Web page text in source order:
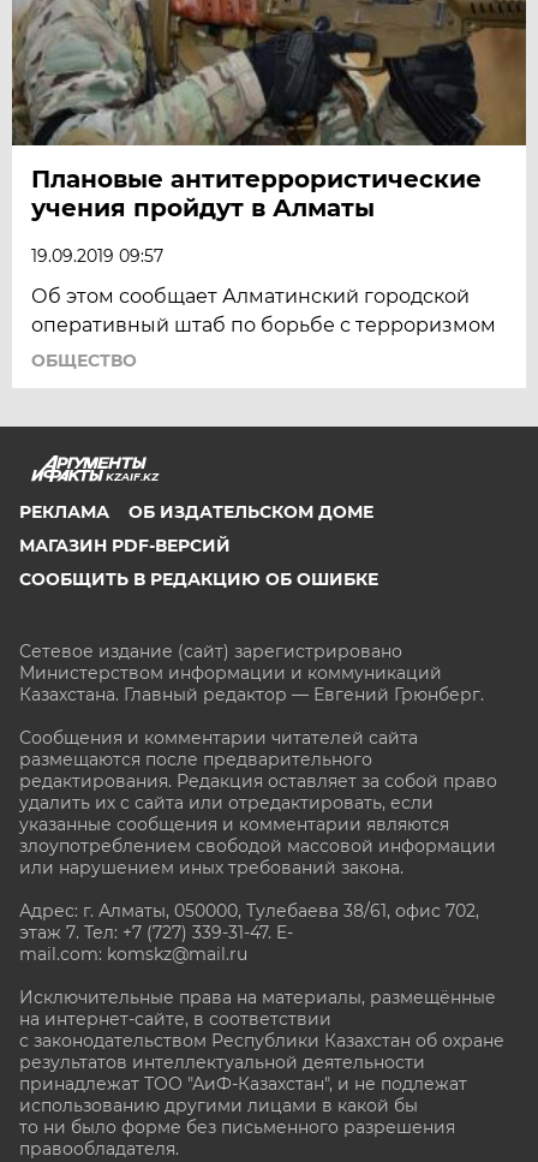
Плановые антитеррористические
учения пройдут в Алматы
19.09.2019 09:57
Об этом сообщает Алматинский городской
оперативный штаб по борьбе с терроризмом
ОБЩЕСТВО
KZAIF.KZ
РЕКЛАМА
ОБ ИЗДАТЕЛЬСКОМ ДОМЕ
МАГАЗИН PDF-ВЕРСИЙ
СООБЩИТЬ В РЕДАКЦИЮ ОБ ОШИБКЕ
Сетевое издание (сайт) зарегистрировано
Министерством информации и коммуникаций
Казахстана. Главный редактор — Евгений Грюнберг.
Сообщения и комментарии читателей сайта
размещаются после предварительного
редактирования. Редакция оставляет за собой право
удалить их с сайта или отредактировать, если
указанные сообщения и комментарии являются
злоупотреблением свободой массовой информации
или нарушением иных требований закона.
Адрес: г. Алматы, 050000, Тулебаева 38/61, офис 702,
этаж 7. Тел: +7 (727) 339-31-47. E-
mail.com: komskz@mail.ru
Исключительные права на материалы, размещённые
на интернет-сайте, в соответствии
с законодательством Республики Казахстан об охране
результатов интеллектуальной деятельности
принадлежат ТОО "АиФ-Казахстан", и не подлежат
использованию другими лицами в какой бы
то ни было форме без письменного разрешения
правообладателя.